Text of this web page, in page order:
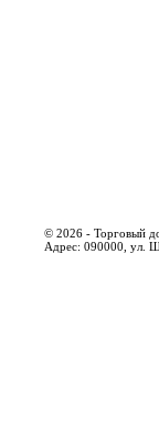
© 2026 - Торговый
Адрес: 090000, ул.